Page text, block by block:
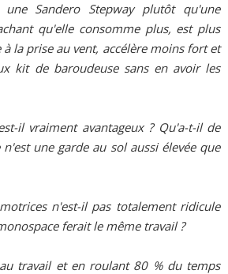
Sandero Stepway plutôt qu'une
qu'elle consomme plus, est plus
la prise au vent, accélère moins fort et
kit de baroudeuse sans en avoir les
il vraiment avantageux ? Qu'a-t-il de
une garde au sol aussi élevée que
n'est-il pas totalement ridicule
ferait le même travail ?
travail et en roulant 80 % du temps